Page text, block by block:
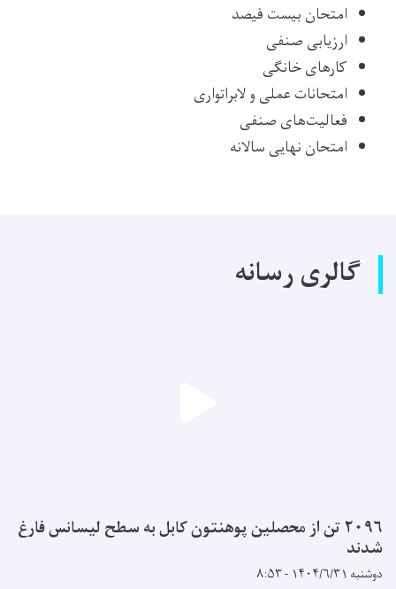
امتحان بیست فیصد
ارزیابی صنفی
کارهای خانگی
امتحانات عملی و لابراتواری
فعالیت‌های صنفی
امتحان نهایی سالانه
گالری رسانه
۲۰۹۶ تن از محصلین پوهنتون کابل به سطح لیسانس فارغ
شدند
دوشنبه ۱۴۰۴/۶/۳۱ - ۸:۵۳